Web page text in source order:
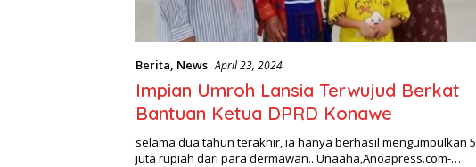
Berita, News April 23, 2024
Impian Umroh Lansia Terwujud Berkat
Bantuan Ketua DPRD Konawe
selama dua tahun terakhir, ia hanya berhasil mengumpulkan 5
juta rupiah dari para dermawan.. Unaaha,Anoapress.com-…